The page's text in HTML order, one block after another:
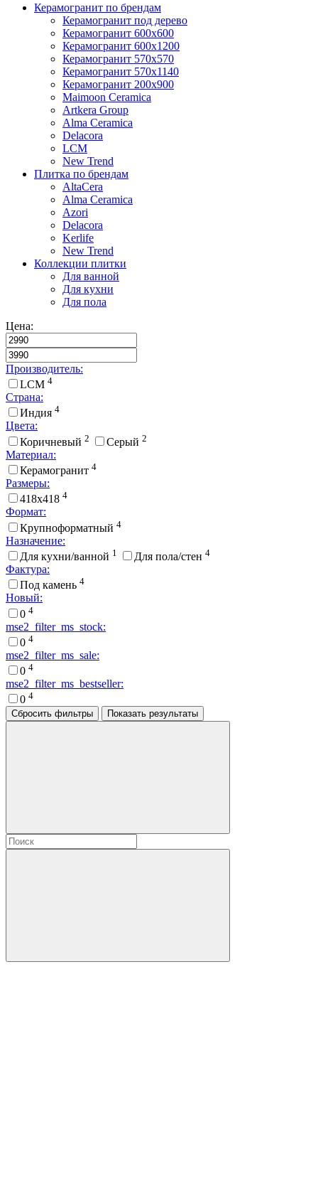
Керамогранит по брендам
Керамогранит под дерево
Керамогранит 600x600
Керамогранит 600x1200
Керамогранит 570x570
Керамогранит 570x1140
Керамогранит 200x900
Maimoon Ceramica
Artkera Group
Alma Ceramica
Delacora
LCM
New Trend
Плитка по брендам
AltaCera
Аlma Ceramica
Azori
Delacora
Kerlife
New Trend
Коллекции плитки
Для ванной
Для кухни
Для пола
Цена:
Производитель:
LCM 4
Страна:
Индия 4
Цвета:
Коричневый 2 Серый 2
Материал:
Керамогранит 4
Размеры:
418x418 4
Формат:
Крупноформатный 4
Назначение:
Для кухни/ванной 1 Для пола/стен 4
Фактура:
Под камень 4
Новый:
0 4
mse2_filter_ms_stock:
0 4
mse2_filter_ms_sale:
0 4
mse2_filter_ms_bestseller:
0 4
Сбросить фильтры
Показать результаты